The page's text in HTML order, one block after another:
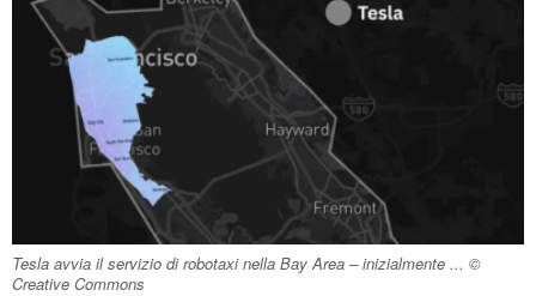
Tesla avvia il servizio di robotaxi nella Bay Area – inizialmente ... ©
Creative Commons